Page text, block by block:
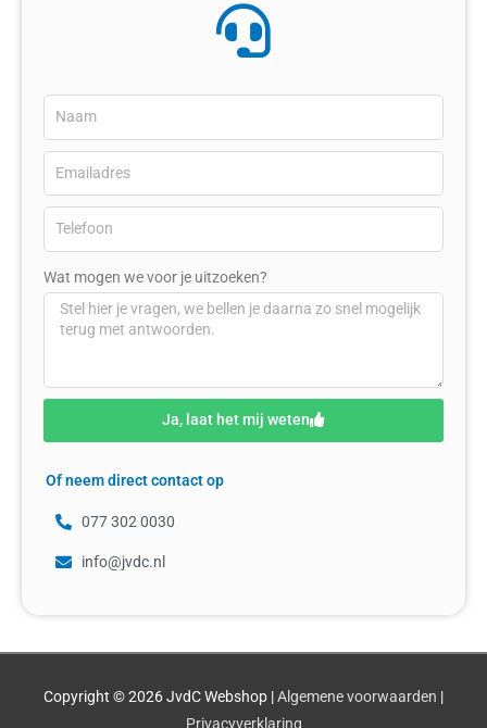
Wat mogen we voor je uitzoeken?
Ja, laat het mij weten
Of neem direct contact op
077 302 0030
info@jvdc.nl
Copyright © 2026JvdC Webshop |Algemene voorwaarden |
Privacyverklaring